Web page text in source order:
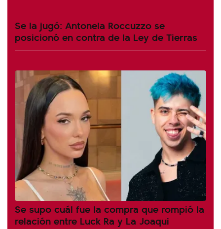
Se la jugó: Antonela Roccuzzo se
posicionó en contra de la Ley de Tierras
Se supo cuál fue la compra que rompió la
relación entre Luck Ra y La Joaqui